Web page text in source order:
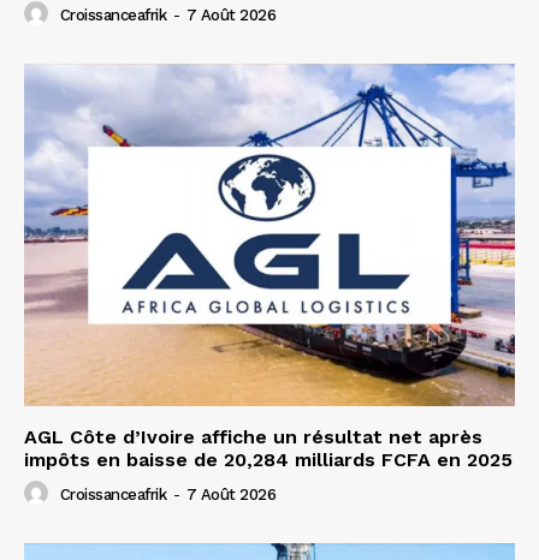
Croissanceafrik - 7 Août 2026
AGL Côte d’Ivoire affiche un résultat net après
impôts en baisse de 20,284 milliards FCFA en 2025
Croissanceafrik - 7 Août 2026